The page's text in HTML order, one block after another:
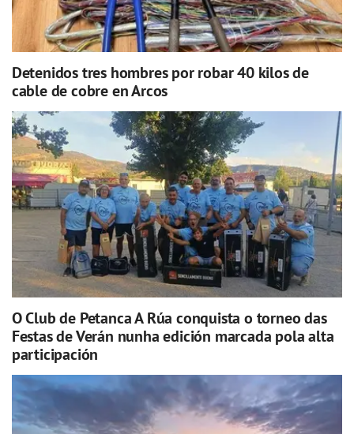
Detenidos tres hombres por robar 40 kilos de
cable de cobre en Arcos
O Club de Petanca A Rúa conquista o torneo das
Festas de Verán nunha edición marcada pola alta
participación